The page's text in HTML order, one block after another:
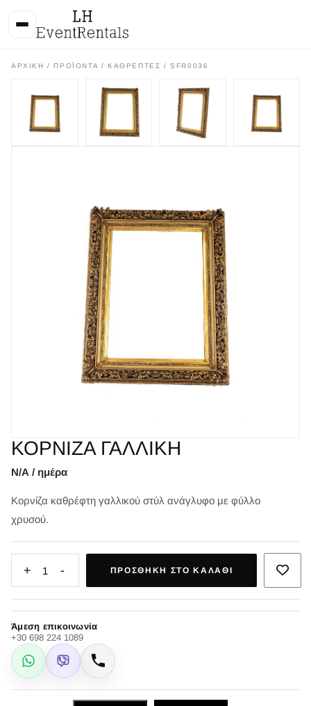
ΑΡΧΙΚΉ / ΠΡΟΪΌΝΤΑ / ΚΑΘΡΕΠΤΕΣ / SFR0036
ΚΟΡΝΙΖΑ ΓΑΛΛΙΚΗ
Ν/Α / ημέρα
Κορνίζα καθρέφτη γαλλικού στύλ ανάγλυφο με φύλλο
χρυσού.
+ 1 - ΠΡΟΣΘΉΚΗ ΣΤΟ ΚΑΛΆΘΙ
Άμεση επικοινωνία
+30 698 224 1089
WhatsApp
Viber Κλήση